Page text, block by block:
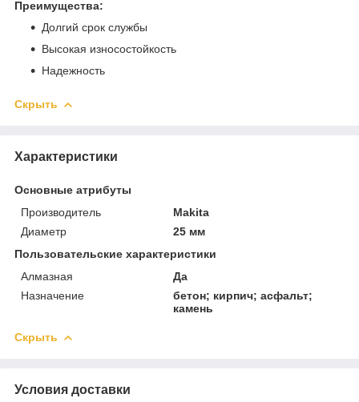
Преимущества:
Долгий срок службы
Высокая износостойкость
Надежность
Скрыть
Характеристики
Основные атрибуты
Производитель
Makita
Диаметр
25 мм
Пользовательские характеристики
Алмазная
Да
Назначение
бетон; кирпич; асфальт;
камень
Скрыть
Условия доставки